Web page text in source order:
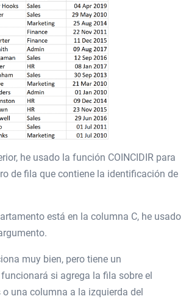
he usado la función COINCIDIR para
de fila que contiene la identificación de
está en la columna C, he usado
muy bien, pero tiene un
si agrega la fila sobre el
una columna a la izquierda del